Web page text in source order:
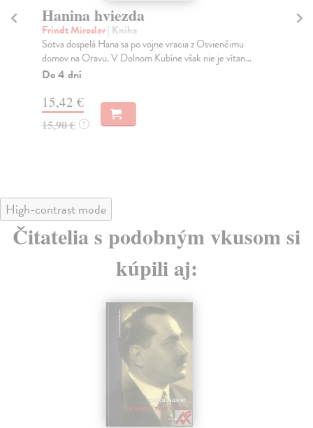
Hanina hviezda
Frindt Miroslav| Kniha
Sotva dospelá Hana sa po vojne vracia z Osvienčimu
domov na Oravu. V Dolnom Kubíne však nie je vítan...
Do 4 dní
15,42 €
15,90 € ?
High-contrast mode
Čitatelia s podobným vkusom si
kúpili aj: